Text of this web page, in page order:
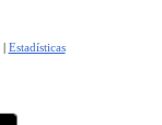
| Estadísticas